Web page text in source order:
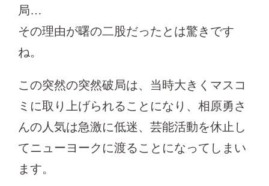
局…
その理由が曙の二股だったとは驚きです
ね。
この突然の突然破局は、当時大きくマスコ
ミに取り上げられることになり、相原勇さ
んの人気は急激に低迷、芸能活動を休止し
てニューヨークに渡ることになってしまい
ます。